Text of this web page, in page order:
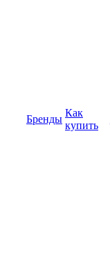
Бренды
Как
купить